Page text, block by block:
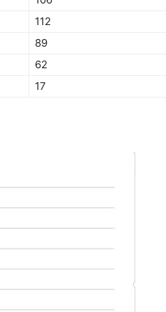
112
89
62
17